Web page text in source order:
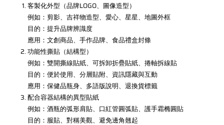
客製化外型（品牌LOGO、圖像造型）
例如：剪影、吉祥物造型、愛心、星星、地圖外框
目的：提升品牌辨識度
應用：文創商品、手作品牌、食品禮盒封條
功能性撕貼（結構型）
例如：雙開撕線貼紙、可拆卸折疊貼紙、捲軸拆線貼
目的：便於使用、分層貼附、資訊隱藏與互動
應用：保健品瓶身、多語版說明、退換貨標籤
配合容器結構的異型貼紙
例如：酒瓶的弧形肩貼、口紅管圓弧貼、護手霜椭圓貼
目的：服貼、對稱美觀、避免邊角翹起